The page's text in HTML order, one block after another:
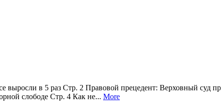
в 5 раз Стр. 2 Правовой прецедент: Верховный суд
слободе Стр. 4 Как не... More